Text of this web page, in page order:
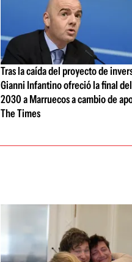
Tras la caída del proyecto de
Gianni Infantino ofreció la final
2030 a Marruecos a cambio de
The Times